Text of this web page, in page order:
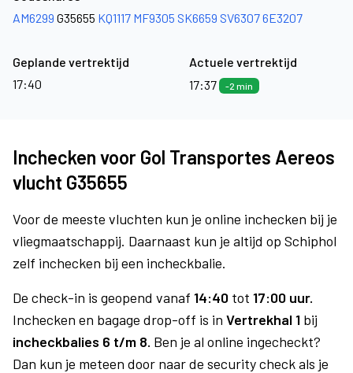
AM6299 G35655 KQ1117 MF9305 SK6659 SV63076E3207
Geplande vertrektijd
17:40
Actuele vertrektijd
17:37
-2 min
Inchecken voor Gol Transportes Aereos
vlucht G35655
Voor de meeste vluchten kun je online inchecken bij je
vliegmaatschappij. Daarnaast kun je altijd op Schiphol
zelf inchecken bij een incheckbalie.
De check-in is geopend vanaf 14:40 tot 17:00 uur.
Inchecken en bagage drop-off is in Vertrekhal 1 bij
incheckbalies 6 t/m 8. Ben je al online ingecheckt?
Dan kun je meteen door naar de security check als je